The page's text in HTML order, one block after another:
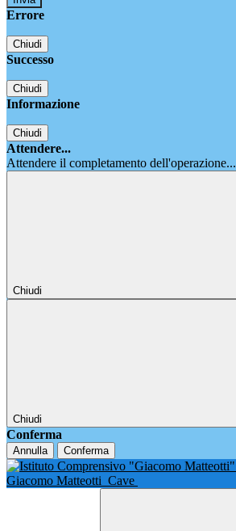
Errore
Chiudi
Successo
Chiudi
Informazione
Chiudi
Attendere...
Attendere il completamento dell'operazione...
Chiudi
Chiudi
Conferma
Annulla Conferma
Giacomo Matteotti Cave